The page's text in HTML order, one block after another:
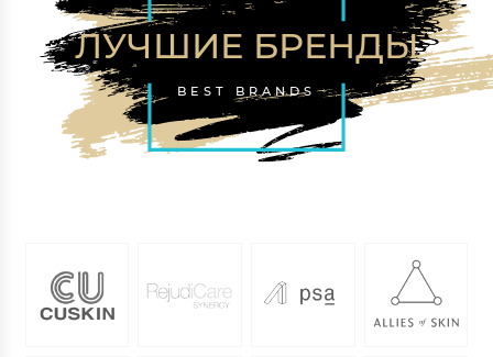
ЛУЧШИЕ БРЕНДЫ
BEST BRANDS